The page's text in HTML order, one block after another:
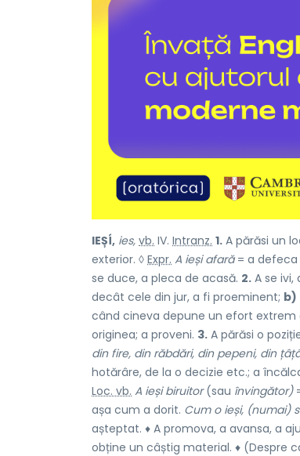
IEȘÍ, ies, vb. IV. Intranz. 1. A părăsi un
exterior. ◊ Expr. A ieși afară= a defeca
se duce, a pleca de acasă. 2. A se
decât cele din jur, a fi proeminent; b)
când cineva depune un efort extrem
originea; a proveni. 3. A părăsi o
din fire, din răbdări, din pepeni, din
hotărâre, de la o decizie etc.; a
Loc. vb. A ieși biruitor(sau învingător)
așa cum a dorit. Cum o ieși, (numai)
așteptat. ♦ A promova, a avansa, a
obține un câștig material. ♦ (Despre